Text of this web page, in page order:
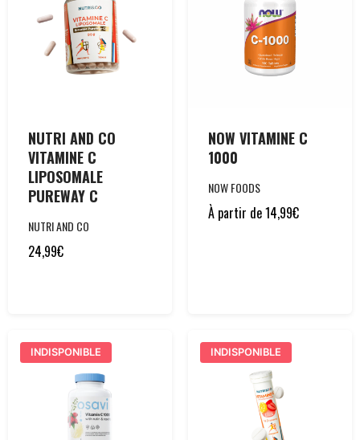
NUTRI AND CO
VITAMINE C
LIPOSOMALE
PUREWAY C
NUTRI AND CO
24,99€
NOW VITAMINE C
1000
NOW FOODS
À partir de14,99€
INDISPONIBLE INDISPONIBLE